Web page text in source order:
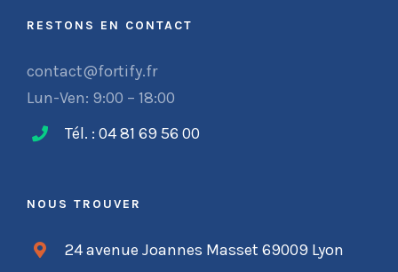
RESTONS EN CONTACT
contact@fortify.fr
Lun-Ven: 9:00 – 18:00
Tél. : 04 81 69 56 00
NOUS TROUVER
24 avenue Joannes Masset 69009 Lyon